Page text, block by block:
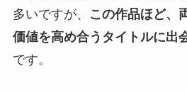
多いですが、
この作品ほど、
価値を高め合うタイトルに出
です。